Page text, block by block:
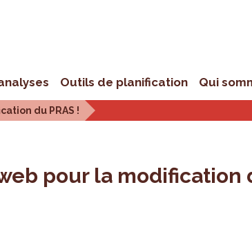
Outils de planification Qui
du PRAS !
pour la modification